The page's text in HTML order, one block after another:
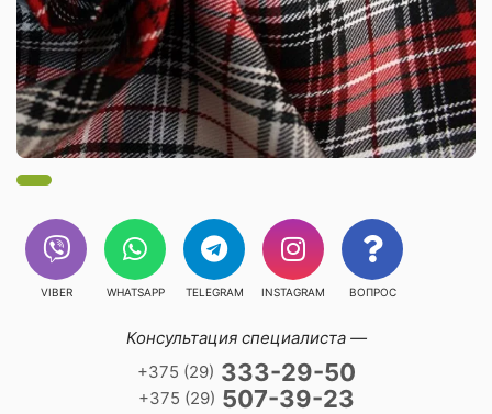
VIBER WHATSAPP TELEGRAM INSTAGRAM ВОПРОС
Консультация специалиста —
+375 (29) 333-29-50
+375 (29) 507-39-23